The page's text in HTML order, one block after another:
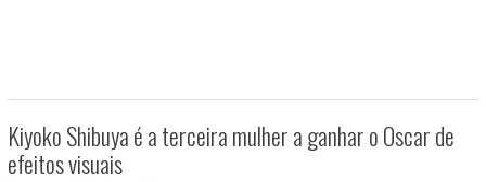
Kiyoko Shibuya é a terceira mulher a ganhar o Oscar de
efeitos visuais